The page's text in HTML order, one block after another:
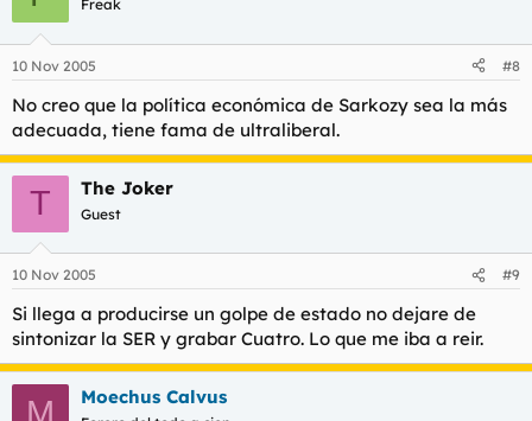
Freak
10 Nov 2005 #8
No creo que la política económica de Sarkozy sea la más
adecuada, tiene fama de ultraliberal.
T The Joker
Guest
10 Nov 2005 #9
Si llega a producirse un golpe de estado no dejare de
sintonizar la SER y grabar Cuatro. Lo que me iba a reir.
M Moechus Calvus